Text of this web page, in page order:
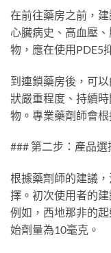
在前往藥房之前，
心臟病史、高血壓
物，應在使用PDE5
到連鎖藥房後，可
狀嚴重程度、持續
物。專業藥劑師會
### 第二步：產品
根據藥劑師的建議
擇。初次使用者的
例如，西地那非的
始劑量為10毫克。